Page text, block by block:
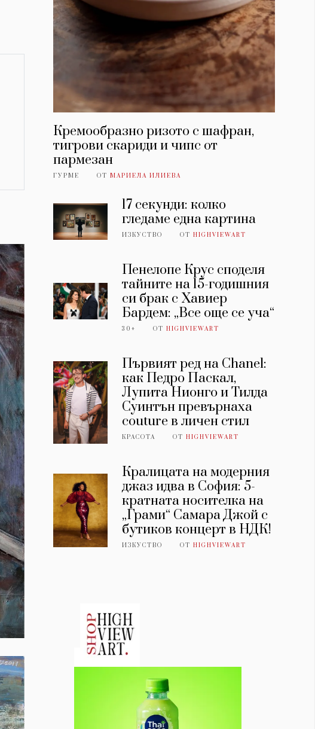
Кремообразно ризото с шафран,
тигрови скариди и чипс от
пармезан
ГУРМЕ ОТ МАРИЕЛА ИЛИЕВА
17 секунди: колко
гледаме една картина
ИЗКУСТВО ОТHIGHVIEWART
Пенелопе Крус споделя
тайните на 15-годишния
си брак с Хавиер
Бардем: „Все още се уча“
30+ ОТHIGHVIEWART
Първият ред на Chanel:
как Педро Паскал,
Лупита Нионго и Тилда
Суинтън превърнаха
couture в личен стил
КРАСОТА ОТHIGHVIEWART
Кралицата на модерния
джаз идва в София: 5-
кратната носителка на
„Грами“ Самара Джой с
бутиков концерт в НДК!
ИЗКУСТВО ОТHIGHVIEWART